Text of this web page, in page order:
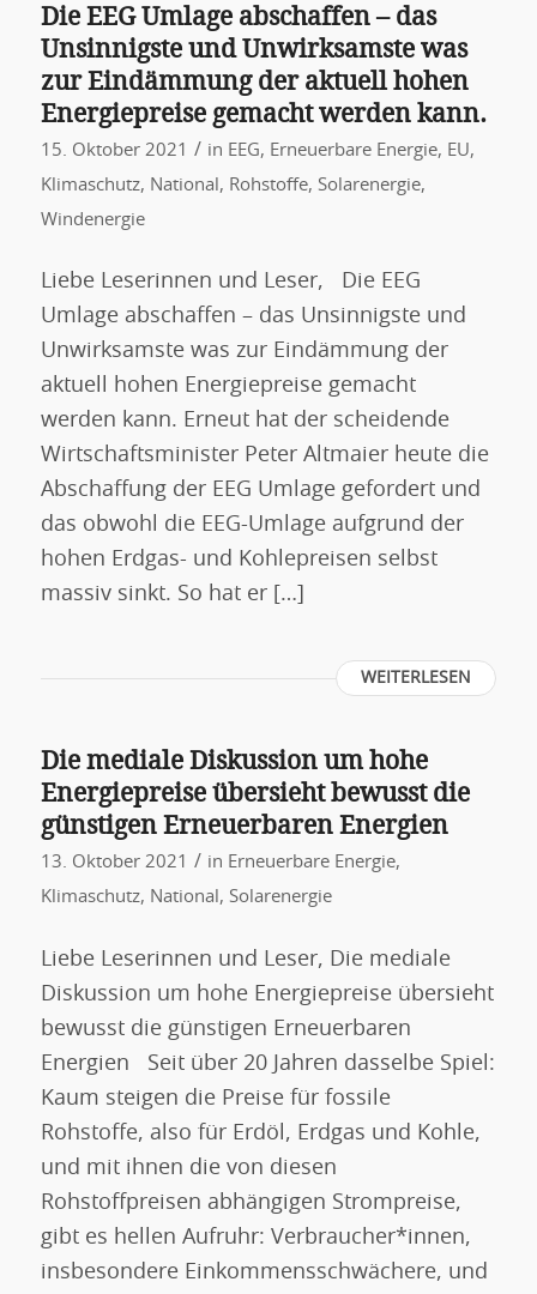
Die EEG Umlage abschaffen – das
Unsinnigste und Unwirksamste was
zur Eindämmung der aktuell hohen
Energiepreise gemacht werden kann.
15. Oktober 2021 / in EEG, Erneuerbare Energie, EU,
Klimaschutz, National , Rohstoffe, Solarenergie,
Windenergie
Liebe Leserinnen und Leser, Die EEG
Umlage abschaffen – das Unsinnigste und
Unwirksamste was zur Eindämmung der
aktuell hohen Energiepreise gemacht
werden kann. Erneut hat der scheidende
Wirtschaftsminister Peter Altmaier heute die
Abschaffung der EEG Umlage gefordert und
das obwohl die EEG-Umlage aufgrund der
hohen Erdgas- und Kohlepreisen selbst
massiv sinkt. So hat er […]
WEITERLESEN
Die mediale Diskussion um hohe
Energiepreise übersieht bewusst die
günstigen Erneuerbaren Energien
13. Oktober 2021 / in Erneuerbare Energie,
Klimaschutz, National , Solarenergie
Liebe Leserinnen und Leser, Die mediale
Diskussion um hohe Energiepreise übersieht
bewusst die günstigen Erneuerbaren
Energien Seit über 20 Jahren dasselbe Spiel:
Kaum steigen die Preise für fossile
Rohstoffe, also für Erdöl, Erdgas und Kohle,
und mit ihnen die von diesen
Rohstoffpreisen abhängigen Strompreise,
gibt es hellen Aufruhr: Verbraucher*innen,
insbesondere Einkommensschwächere, und